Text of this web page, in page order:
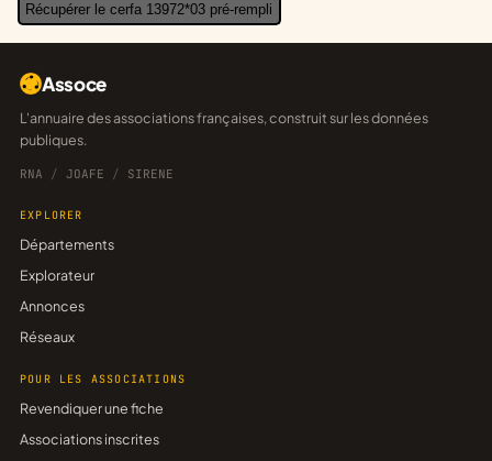
Récupérer le cerfa 13972*03 pré-rempli
Assoce
L'annuaire des associations françaises, construit sur les données
publiques.
RNA / JOAFE / SIRENE
EXPLORER
Départements
Explorateur
Annonces
Réseaux
POUR LES ASSOCIATIONS
Revendiquer une fiche
Associations inscrites